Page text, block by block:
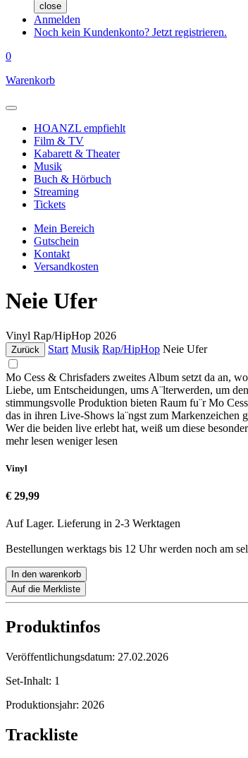
close
Anmelden
Noch kein Kundenkonto? Jetzt registrieren.
0
Warenkorb
HOANZL empfiehlt
Film & TV
Kabarett & Theater
Musik
Buch & Hörbuch
Streaming
Tickets
Mein Bereich
Gutschein
Kontakt
Versandkosten
Neie Ufer
Vinyl Rap/HipHop 2026
Zurück Start Musik Rap/HipHop Neie Ufer
Mo Cess & Chrisfaders zweites Album setzt da an,
Liebe, um Entscheidungen, ums A¨lterwerden, um
stimmungsvolle Produktion bieten Raum fu¨r Mo
das in ihren Live-Shows la¨ngst zum Markenzeichen
Wer die beiden live erlebt hat, weiß um diese
mehr lesen weniger lesen
Vinyl
€ 29,99
Auf Lager. Lieferung in 2-3 Werktagen
Bestellungen werktags bis 12 Uhr werden noch am
In den warenkorb
Auf die Merkliste
Produktinfos
Veröffentlichungsdatum: 27.02.2026
Set-Inhalt: 1
Produktionsjahr: 2026
Trackliste